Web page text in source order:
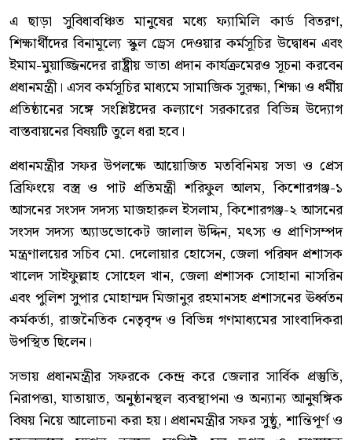
এ ছাড়া সুবিধাবঞ্চিত মানুষের মধ্যে ফ্যামিলি কার্ড বিতরণ,
শিক্ষার্থীদের বিনামূল্যে স্কুল ড্রেস দেওয়ার কর্মসূচির উদ্বোধন এবং
ইমাম-মুয়াজ্জিনদের রাষ্ট্রীয় ভাতা প্রদান কার্যক্রমেরও সূচনা করবেন
প্রধানমন্ত্রী। এসব কর্মসূচির মাধ্যমে সামাজিক সুরক্ষা, শিক্ষা ও ধর্মীয়
প্রতিষ্ঠানের সঙ্গে সংশ্লিষ্টদের কল্যাণে সরকারের বিভিন্ন উদ্যোগ
বাস্তবায়নের বিষয়টি তুলে ধরা হবে।
প্রধানমন্ত্রীর সফর উপলক্ষে আয়োজিত মতবিনিময় সভা ও প্রেস
ব্রিফিংয়ে বস্ত্র ও পাট প্রতিমন্ত্রী শরিফুল আলম, কিশোরগঞ্জ-১
আসনের সংসদ সদস্য মাজহারুল ইসলাম, কিশোরগঞ্জ-২ আসনের
সংসদ সদস্য অ্যাডভোকেট জালাল উদ্দিন, মৎস্য ও প্রাণিসম্পদ
মন্ত্রণালয়ের সচিব মো. দেলোয়ার হোসেন, জেলা পরিষদ প্রশাসক
খালেদ সাইফুল্লাহ সোহেল খান, জেলা প্রশাসক সোহানা নাসরিন
এবং পুলিশ সুপার মোহাম্মদ মিজানুর রহমানসহ প্রশাসনের ঊর্ধ্বতন
কর্মকর্তা, রাজনৈতিক নেতৃবৃন্দ ও বিভিন্ন গণমাধ্যমের সাংবাদিকরা
উপস্থিত ছিলেন।
সভায় প্রধানমন্ত্রীর সফরকে কেন্দ্র করে জেলার সার্বিক প্রস্তুতি,
নিরাপত্তা, যাতায়াত, অনুষ্ঠানস্থল ব্যবস্থাপনা ও অন্যান্য আনুষঙ্গিক
বিষয় নিয়ে আলোচনা করা হয়। প্রধানমন্ত্রীর সফর সুষ্ঠু, শান্তিপূর্ণ ও